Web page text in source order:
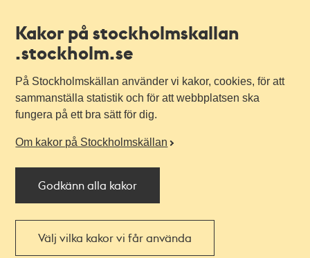
Kakor på stockholmskallan
.stockholm.se
På Stockholmskällan använder vi kakor, cookies, för att
sammanställa statistik och för att webbplatsen ska
fungera på ett bra sätt för dig.
Om kakor på Stockholmskällan
Godkänn alla kakor
Välj vilka kakor vi får använda